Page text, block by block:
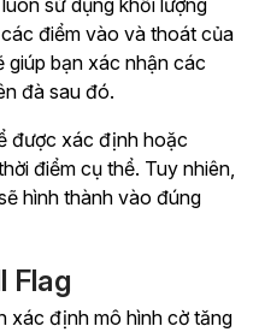
điểm vào và thoát của
giúp bạn xác nhận các
đà sau đó.
được xác định hoặc
điểm cụ thể. Tuy nhiên,
hình thành vào đúng
Flag
xác định mô hình cờ tăng